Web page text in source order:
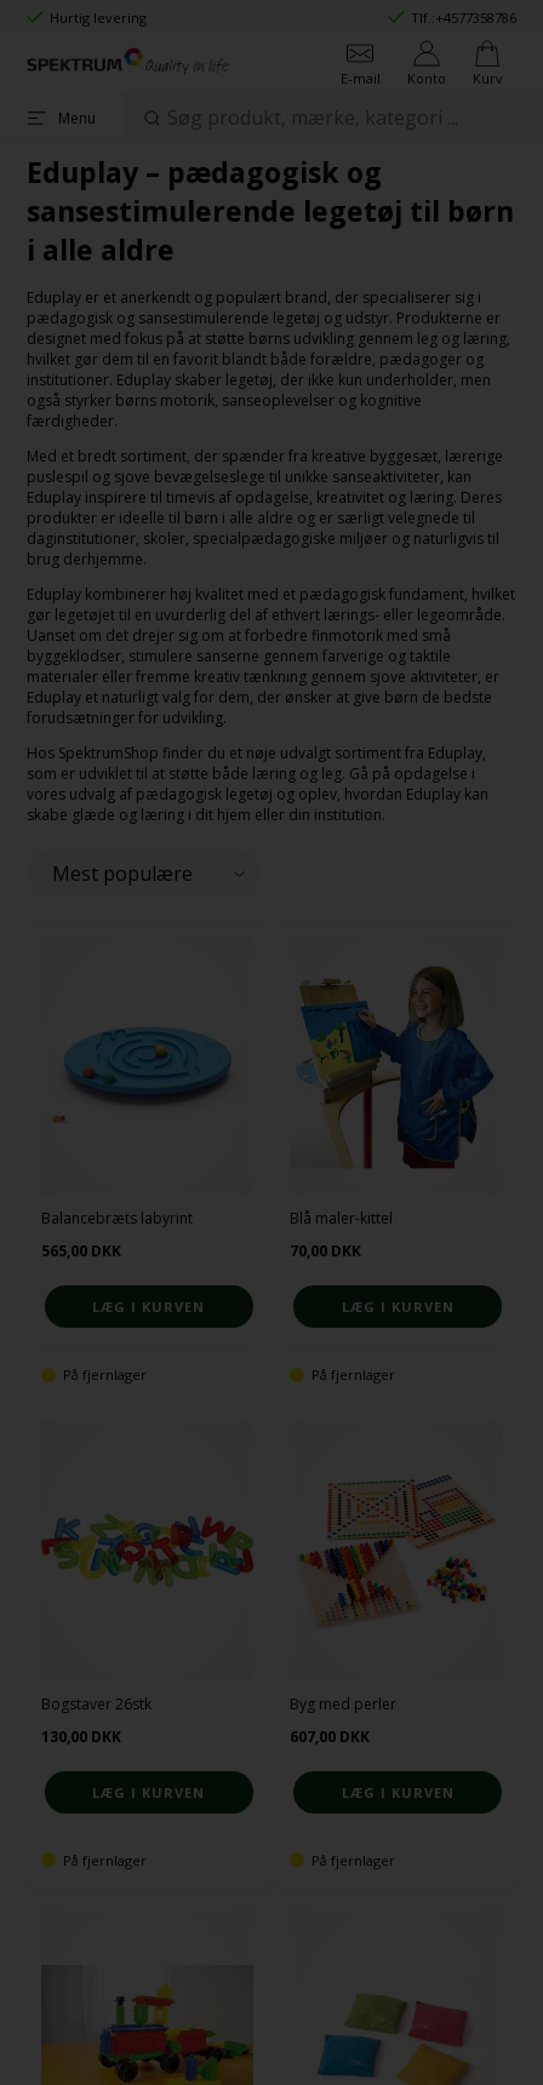
Hurtig levering Tlf.:+4577358786
E-mail Konto Kurv
Menu
Eduplay – pædagogisk og
sansestimulerende legetøj til børn
i alle aldre
Eduplay er et anerkendt og populært brand, der specialiserer sig i
pædagogisk og sansestimulerende legetøj og udstyr. Produkterne er
designet med fokus på at støtte børns udvikling gennem leg og læring,
hvilket gør dem til en favorit blandt både forældre, pædagoger og
institutioner. Eduplay skaber legetøj, der ikke kun underholder, men
også styrker børns motorik, sanseoplevelser og kognitive
færdigheder.
Med et bredt sortiment, der spænder fra kreative byggesæt, lærerige
puslespil og sjove bevægelseslege til unikke sanseaktiviteter, kan
Eduplay inspirere til timevis af opdagelse, kreativitet og læring. Deres
produkter er ideelle til børn i alle aldre og er særligt velegnede til
daginstitutioner, skoler, specialpædagogiske miljøer og naturligvis til
brug derhjemme.
Eduplay kombinerer høj kvalitet med et pædagogisk fundament, hvilket
gør legetøjet til en uvurderlig del af ethvert lærings- eller legeområde.
Uanset om det drejer sig om at forbedre finmotorik med små
byggeklodser, stimulere sanserne gennem farverige og taktile
materialer eller fremme kreativ tænkning gennem sjove aktiviteter, er
Eduplay et naturligt valg for dem, der ønsker at give børn de bedste
forudsætninger for udvikling.
Hos SpektrumShop finder du et nøje udvalgt sortiment fra Eduplay,
som er udviklet til at støtte både læring og leg. Gå på opdagelse i
vores udvalg af pædagogisk legetøj og oplev, hvordan Eduplay kan
skabe glæde og læring i dit hjem eller din institution.
Balancebræts labyrint
565,00 DKK
På fjernlager
Blå maler-kittel
70,00 DKK
På fjernlager
Bogstaver 26stk
130,00 DKK
På fjernlager
Byg med perler
607,00 DKK
På fjernlager